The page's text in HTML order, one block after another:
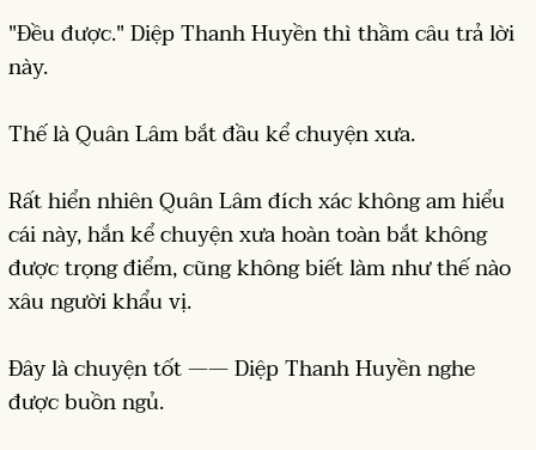
"Đều được." Diệp Thanh Huyền thì thầm câu trả lời
này.
Thế là Quân Lâm bắt đầu kể chuyện xưa.
Rất hiển nhiên Quân Lâm đích xác không am hiểu
cái này, hắn kể chuyện xưa hoàn toàn bắt không
được trọng điểm, cũng không biết làm như thế nào
xâu người khẩu vị.
Đây là chuyện tốt —— Diệp Thanh Huyền nghe
được buồn ngủ.